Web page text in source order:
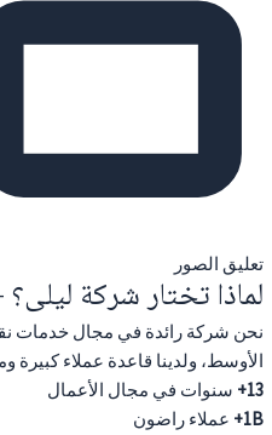
تعليق الصور
لماذا تختار شركة
نحن شركة رائدة في مجال خدمات
الأوسط، ولدينا قاعدة عملاء كبيرة
13+
سنوات في مجال الأعمال
1B+
عملاء راضون